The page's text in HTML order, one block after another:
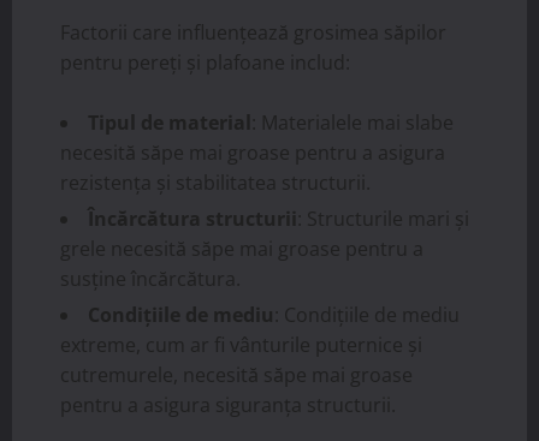
Factorii care influențează grosimea săpilor
pentru pereți și plafoane includ:
Tipul de material : Materialele mai slabe
necesită săpe mai groase pentru a asigura
rezistența și stabilitatea structurii.
Încărcătura structurii : Structurile mari și
grele necesită săpe mai groase pentru a
susține încărcătura.
Condițiile de mediu : Condițiile de mediu
extreme, cum ar fi vânturile puternice și
cutremurele, necesită săpe mai groase
pentru a asigura siguranța structurii.